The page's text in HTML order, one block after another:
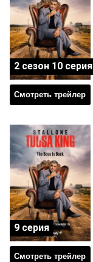
Смотреть трейлер
2 сезон 10 серия
Смотреть трейлер
9 серия